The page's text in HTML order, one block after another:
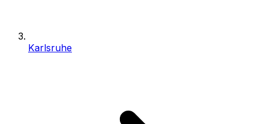
Karlsruhe